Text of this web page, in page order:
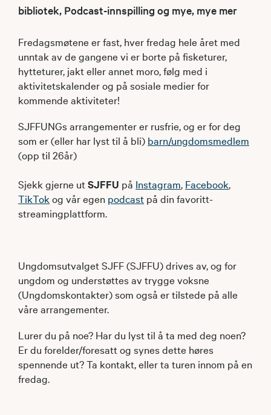
bibliotek, Podcast-innspilling og mye, mye mer
Fredagsmøtene er fast, hver fredag hele året med
unntak av de gangene vi er borte på fisketurer,
hytteturer, jakt eller annet moro, følg med i
aktivitetskalender og på sosiale medier for
kommende aktiviteter!
SJFFUNGs arrangementer er rusfrie, og er for deg
som er (eller har lyst til å bli) barn/ungdomsmedlem
(opp til 26år)
Sjekk gjerne utSJFFU på Instagram, Facebook,
TikTok og vår egen podcast på din favoritt-
streamingplattform.
Ungdomsutvalget SJFF (SJFFU) drives av, og for
ungdom og understøttes av trygge voksne
(Ungdomskontakter) som også er tilstede på alle
våre arrangementer.
Lurer du på noe? Har du lyst til å ta med deg noen?
Er du forelder/foresatt og synes dette høres
spennende ut? Ta kontakt, eller ta turen innom på en
fredag.